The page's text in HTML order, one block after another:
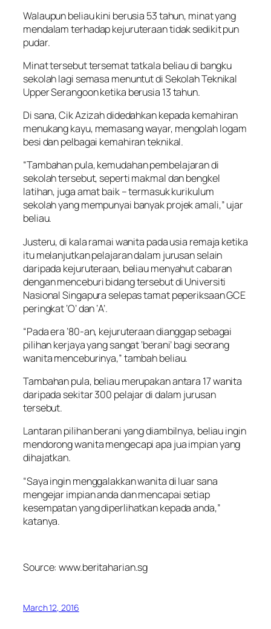
Walaupun beliau kini berusia 53 tahun, minat yang
mendalam terhadap kejuruteraan tidak sedikit pun
pudar.
Minat tersebut tersemat tatkala beliau di bangku
sekolah lagi semasa menuntut di Sekolah Teknikal
Upper Serangoon ketika berusia 13 tahun.
Di sana, Cik Azizah didedahkan kepada kemahiran
menukang kayu, memasang wayar, mengolah logam
besi dan pelbagai kemahiran teknikal.
“Tambahan pula, kemudahan pembelajaran di
sekolah tersebut, seperti makmal dan bengkel
latihan, juga amat baik – termasuk kurikulum
sekolah yang mempunyai banyak projek amali,” ujar
beliau.
Justeru, di kala ramai wanita pada usia remaja ketika
itu melanjutkan pelajaran dalam jurusan selain
daripada kejuruteraan, beliau menyahut cabaran
dengan menceburi bidang tersebut di Universiti
Nasional Singapura selepas tamat peperiksaan GCE
peringkat ‘O’ dan ‘A’.
“Pada era ’80-an, kejuruteraan dianggap sebagai
pilihan kerjaya yang sangat ‘berani’ bagi seorang
wanita menceburinya,” tambah beliau.
Tambahan pula, beliau merupakan antara 17 wanita
daripada sekitar 300 pelajar di dalam jurusan
tersebut.
Lantaran pilihan berani yang diambilnya, beliau ingin
mendorong wanita mengecapi apa jua impian yang
dihajatkan.
“Saya ingin menggalakkan wanita di luar sana
mengejar impian anda dan mencapai setiap
kesempatan yang diperlihatkan kepada anda,”
katanya.
Source: www.beritaharian.sg
March 12, 2016